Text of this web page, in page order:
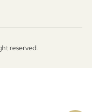
reserved.